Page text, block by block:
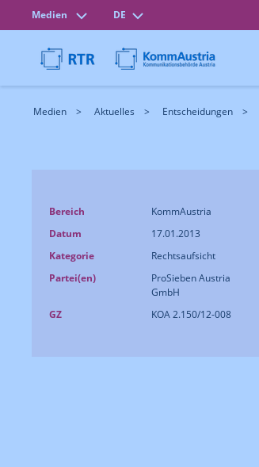
Medien DE
Medien Aktuelles Entscheidungen
Bereich
KommAustria
Datum
17.01.2013
Kategorie
Rechtsaufsicht
Partei(en)
ProSieben Austria
GmbH
GZ
KOA 2.150/12-008